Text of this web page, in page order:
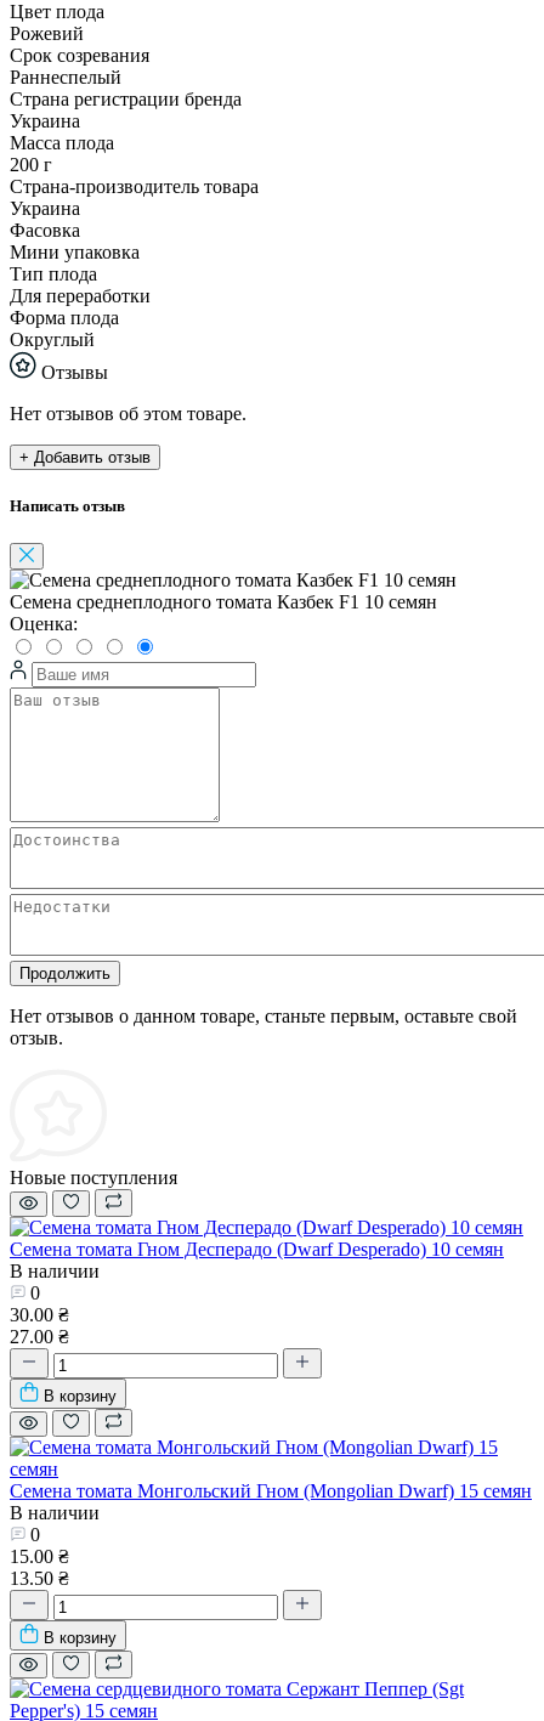
Цвет плода
Рожевий
Срок созревания
Раннеспелый
Страна регистрации бренда
Украина
Масса плода
200 г
Страна-производитель товара
Украина
Фасовка
Мини упаковка
Тип плода
Для переработки
Форма плода
Округлый
Отзывы
Нет отзывов об этом товаре.
+ Добавить отзыв
Написать отзыв
Семена среднеплодного томата Казбек F1 10 семян
Оценка:
Продолжить
Нет отзывов о данном товаре, станьте первым, оставьте свой
отзыв.
Новые поступления
Семена томата Гном Десперадо (Dwarf Desperado) 10 семян
В наличии
0
30.00 ₴
27.00 ₴
В корзину
Семена томата Монгольский Гном (Mongolian Dwarf) 15 семян
В наличии
0
15.00 ₴
13.50 ₴
В корзину